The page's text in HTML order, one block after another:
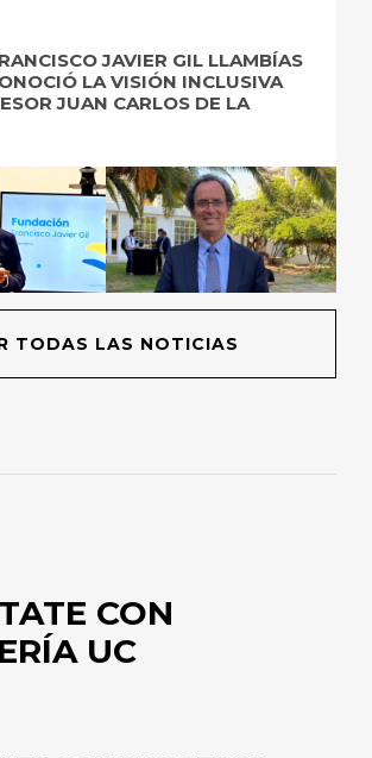
JAVIER GIL LLAMBÍAS
LA VISIÓN INCLUSIVA
JUAN CARLOS DE LA
TODAS LAS NOTICIAS
CON
UC